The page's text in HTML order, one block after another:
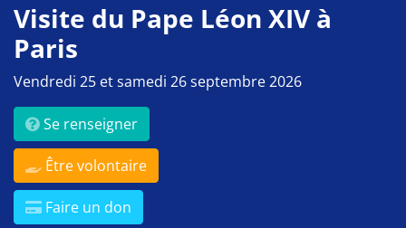
Visite du Pape Léon XIV à
Paris
Vendredi 25 et samedi 26 septembre 2026
Se renseigner
Être volontaire
Faire un don